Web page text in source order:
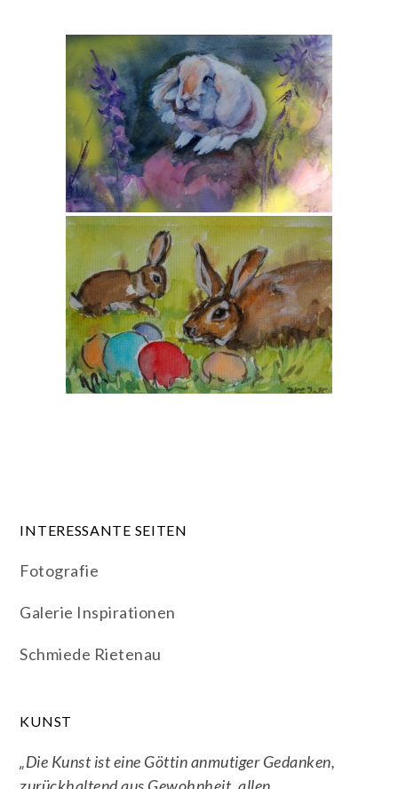
INTERESSANTE SEITEN
Fotografie
Galerie Inspirationen
Schmiede Rietenau
KUNST
„Die Kunst ist eine Göttin anmutiger Gedanken,